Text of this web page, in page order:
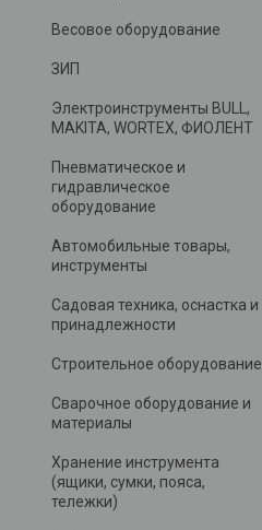
Весовое оборудование
ЗИП
Электроинструменты BULL,
MAKITA, WORTEX, ФИОЛЕНТ
Пневматическое и
гидравлическое
оборудование
Автомобильные товары,
инструменты
Садовая техника, оснастка и
принадлежности
Строительное оборудование
Сварочное оборудование и
материалы
Хранение инструмента
(ящики, сумки, пояса,
тележки)